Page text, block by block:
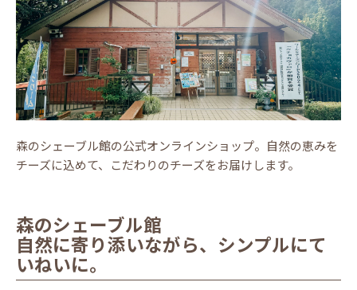
森のシェーブル館の公式オンラインショップ。自然の恵みを
チーズに込めて、こだわりのチーズをお届けします。
森のシェーブル館
自然に寄り添いながら、シンプルにて
いねいに。